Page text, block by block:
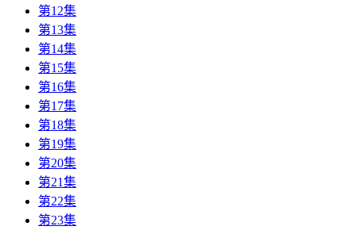
第12集
第13集
第14集
第15集
第16集
第17集
第18集
第19集
第20集
第21集
第22集
第23集